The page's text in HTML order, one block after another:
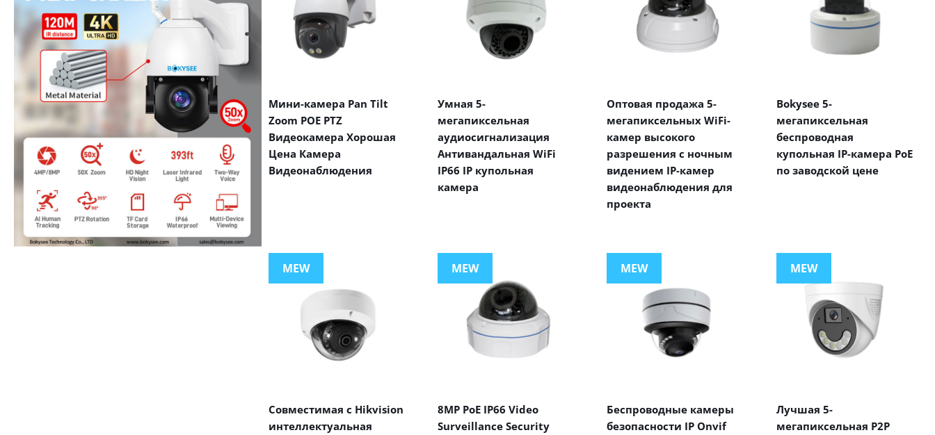
Мини-камера Pan Tilt
Zoom POE PTZ
Видеокамера Хорошая
Цена Камера
Видеонаблюдения
Умная 5-
мегапиксельная
аудиосигнализация
Антивандальная WiFi
IP66 IP купольная
камера
Оптовая продажа 5-
мегапиксельных WiFi-
камер высокого
разрешения с ночным
видением IP-камер
видеонаблюдения для
проекта
Bokysee 5-
мегапиксельная
беспроводная
купольная IP-камера PoE
по заводской цене
MEW
Совместимая с Hikvision
интеллектуальная
MEW
8MP PoE IP66 Video
Surveillance Security
MEW
Беспроводные камеры
безопасности IP Onvif
MEW
Лучшая 5-
мегапиксельная P2P